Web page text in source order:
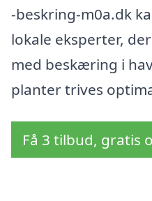
-beskring-m0a.dk
lokale eksperter,
med beskæring i
planter trives
Få 3 tilbud, gratis